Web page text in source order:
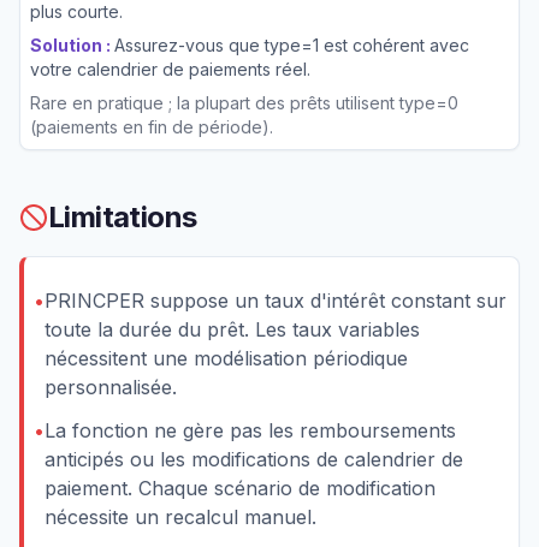
plus courte.
Solution : Assurez-vous que type=1 est cohérent avec
votre calendrier de paiements réel.
Rare en pratique ; la plupart des prêts utilisent type=0
(paiements en fin de période).
Limitations
•PRINCPER suppose un taux d'intérêt constant sur
toute la durée du prêt. Les taux variables
nécessitent une modélisation périodique
personnalisée.
•La fonction ne gère pas les remboursements
anticipés ou les modifications de calendrier de
paiement. Chaque scénario de modification
nécessite un recalcul manuel.